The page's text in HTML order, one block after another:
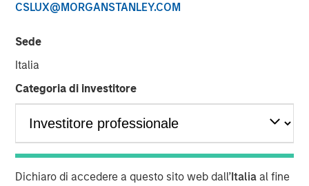
CSLUX@MORGANSTANLEY.COM
Sede
Italia
Categoria di investitore
Dichiaro di accedere a questo sito web dall’Italia al fine
10 DICEMBRE 2025
Aaron Sack
Managing Director